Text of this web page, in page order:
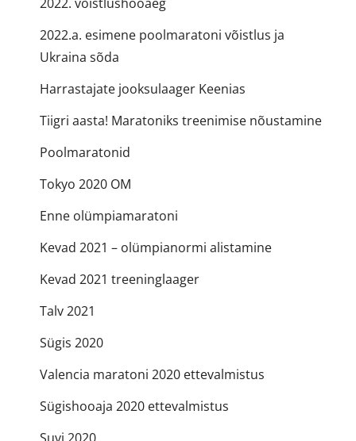
2022.a. esimene poolmaratoni võistlus ja
Ukraina sõda
Harrastajate jooksulaager Keenias
Tiigri aasta! Maratoniks treenimise nõustamine
Poolmaratonid
Tokyo 2020 OM
Enne olümpiamaratoni
Kevad 2021 – olümpianormi alistamine
Kevad 2021 treeninglaager
Talv 2021
Sügis 2020
Valencia maratoni 2020 ettevalmistus
Sügishooaja 2020 ettevalmistus